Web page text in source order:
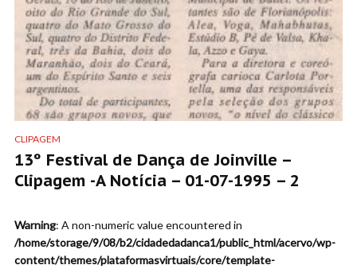
CLIPAGEM
13º Festival de Dança de Joinville –
Clipagem -A Notícia – 01-07-1995 – 2
Warning: A non-numeric value encountered in
/home/storage/9/08/b2/cidadedadanca1/public_html/acervo/wp-
content/themes/plataformasvirtuais/core/template-